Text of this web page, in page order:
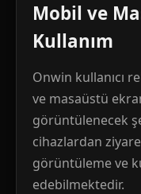
Mobil ve
Kullanım
Onwin kullanıcı
ve masaüstü
görüntülenecek
cihazlardan
görüntüleme ve
edebilmektedir.